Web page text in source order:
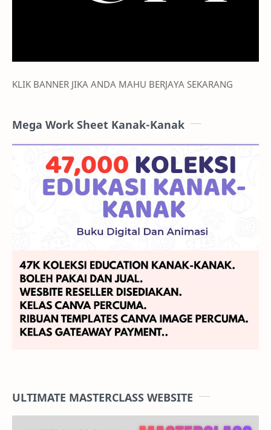
KLIK BANNER JIKA ANDA MAHU BERJAYA SEKARANG
Mega Work Sheet Kanak-Kanak
ULTIMATE MASTERCLASS WEBSITE